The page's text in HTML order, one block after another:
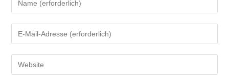
deinen
Namen
oder
zum
Kommentieren
deine
E-
Mail-
deine